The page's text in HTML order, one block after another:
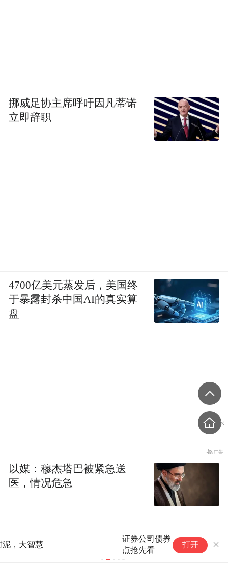
证券公司债券投顾业务新规发布！五大要
点抢先看
防
打开
挪威足协主席呼吁因凡蒂诺
立即辞职
4700亿美元蒸发后，美国终
于暴露封杀中国AI的真实算
盘
以媒：穆杰塔巴被紧急送
医，情况危急